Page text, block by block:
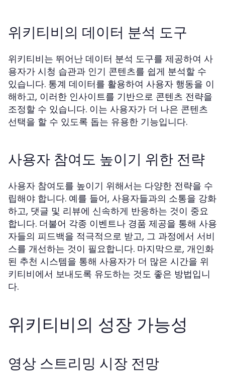
위키티비의 데이터 분석 도구
위키티비는 뛰어난 데이터 분석 도구를 제공하여 사
용자가 시청 습관과 인기 콘텐츠를 쉽게 분석할 수
있습니다. 통계 데이터를 활용하여 사용자 행동을 이
해하고, 이러한 인사이트를 기반으로 콘텐츠 전략을
조정할 수 있습니다. 이는 사용자가 더 나은 콘텐츠
선택을 할 수 있도록 돕는 유용한 기능입니다.
사용자 참여도 높이기 위한 전략
사용자 참여도를 높이기 위해서는 다양한 전략을 수
립해야 합니다. 예를 들어, 사용자들과의 소통을 강화
하고, 댓글 및 리뷰에 신속하게 반응하는 것이 중요
합니다. 더불어 각종 이벤트나 경품 제공을 통해 사용
자들의 피드백을 적극적으로 받고, 그 과정에서 서비
스를 개선하는 것이 필요합니다. 마지막으로, 개인화
된 추천 시스템을 통해 사용자가 더 많은 시간을 위
키티비에서 보내도록 유도하는 것도 좋은 방법입니
다.
위키티비의 성장 가능성
영상 스트리밍 시장 전망